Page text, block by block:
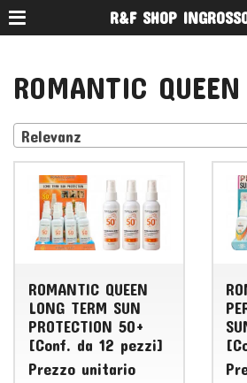
R&F SHOP
ROMANTIC QUEEN
Relevanz
ROMANTIC QUEEN
LONG TERM SUN
PROTECTION 50+
[Conf. da 12 pezzi]
Prezzo unitario